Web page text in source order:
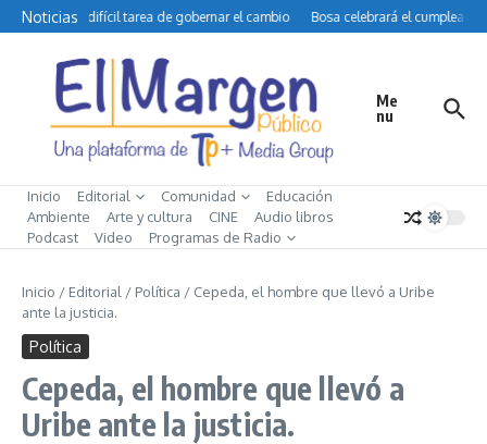
Saltar al contenido
Noticias
Petro y la difícil tarea de gobernar el cambio Bosa celebrará el
Me
nu
Inicio Editorial Comunidad
Educación
Ambiente
Arte y cultura CINE
Audio libros
Podcast
Video Programas de Radio
Inicio / Editorial / Política / Cepeda, el hombre que llevó a Uribe
ante la justicia.
Política
Cepeda, el hombre que llevó a
Uribe ante la justicia.